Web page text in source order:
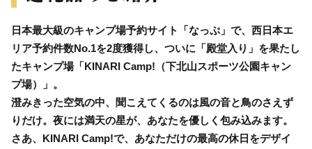
日本最大級のキャンプ場予約サイト「なっぷ」で、西日本エ
リア予約件数No.1を2度獲得し、ついに「殿堂入り」を果たし
たキャンプ場「KINARI Camp!（下北山スポーツ公園キャン
プ場）」。
澄みきった空気の中、聞こえてくるのは風の音と鳥のさえず
りだけ。夜には満天の星が、あなたを優しく包み込みます。
さあ、KINARI Camp!で、あなただけの最高の休日をデザイ